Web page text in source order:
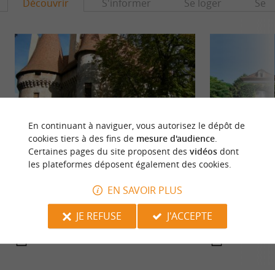
Découvrir S'informer Se loger Se
Château Puyferrat
Visite du Château Puyferrat rendez-vous conseillé
en Juillet/Août/Septembre avec un départ de visite
de la Veyssière,
Périgord ...
En continuant à naviguer, vous autorisez le dépôt de
cookies tiers à des fins de mesure d'audience.
Certaines pages du site proposent des vidéosdont
les plateformes déposent également des cookies.
EN SAVOIR PLUS
JE REFUSE
J'ACCEPTE